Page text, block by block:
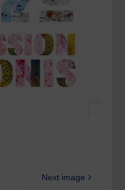
Next image